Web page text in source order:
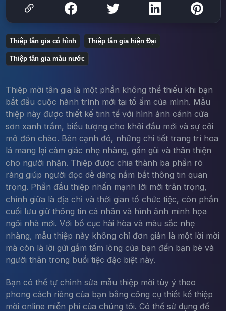
Thiệp tân gia có hình Thiệp tân gia hiện Đại
Thiệp tân gia màu nước
Thiệp mời tân gia là một phần không thể thiếu khi bạn
bắt đầu cuộc hành trình mới tại tổ ấm của mình. Mẫu
thiệp này được thiết kế tinh tế với hình ảnh cánh cửa
sơn xanh trầm, biểu tượng cho khởi đầu mới và sự cởi
mở đón chào. Bên cạnh đó, những chi tiết trang trí hoa
lá mang lại cảm giác nhẹ nhàng, gần gũi và thân thiện
cho người nhận. Thiệp được chia thành ba phần rõ
ràng giúp người đọc dễ dàng nắm bắt thông tin quan
trọng. Phần đầu thiệp nhấn mạnh lời mời trân trọng,
chính giữa là địa chỉ và thời gian tổ chức tiệc, còn phần
cuối lưu giữ thông tin cá nhân và hình ảnh minh họa
ngôi nhà mới. Với bố cục hài hòa và màu sắc nhẹ
nhàng, mẫu thiệp này không chỉ đơn giản là một lời mời
mà còn là lời gửi gắm tấm lòng của bạn đến bạn bè và
người thân trong buổi tiệc đặc biệt này.
Bạn có thể tự chỉnh sửa mẫu thiệp mời tùy ý theo
phong cách riêng của bạn bằng công cụ thiết kế thiệp
mời online miễn phí của chúng tôi. Có thể sử dụng để